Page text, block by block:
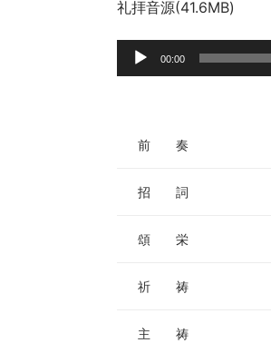
礼拝音源(41.6MB)
声
00:00
前 奏
招 詞
頌 栄
祈 祷
主 祷